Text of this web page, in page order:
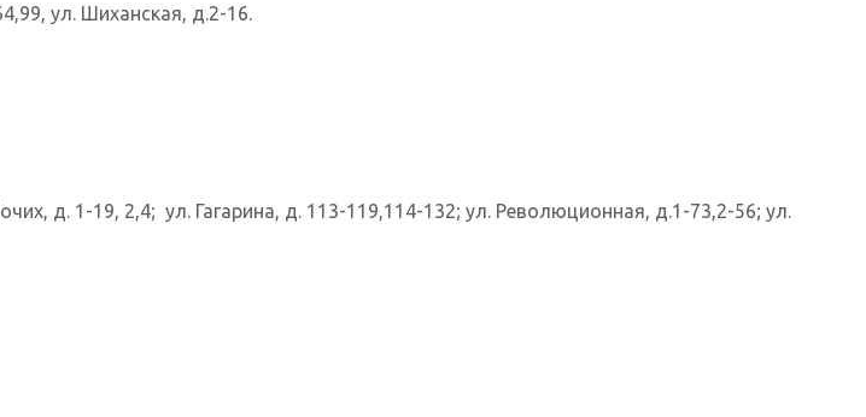
ул. Шиханская, д.2-16.
д. 1-19, 2,4; ул. Гагарина, д. 113-119,114-132; ул. Революционная, д.1-73,2-56; ул.